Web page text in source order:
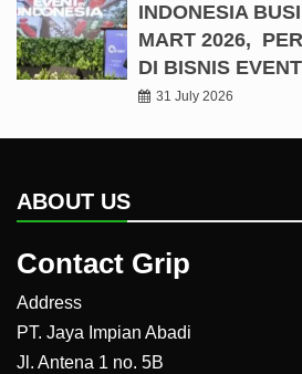
INDONESIA
MART 2026,
DI BISNIS
31 July 2026
ABOUT US
Contact Grip
Address
PT. Jaya Impian Abadi
Jl. Antena 1 no. 5B